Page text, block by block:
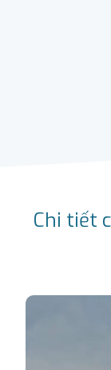
Chi tiết